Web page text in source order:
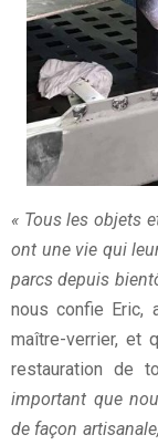
« Tous les objets
ont une vie qui
parcs depuis
nous confie Eric,
maître-verrier, et
restauration de
important que
de façon